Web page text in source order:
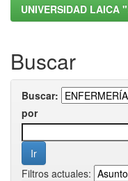
UNIVERSIDAD LAICA
Buscar
Buscar:
por
Filtros actuales: